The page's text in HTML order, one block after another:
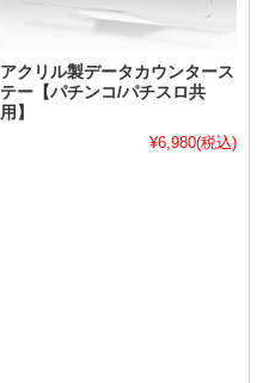
アクリル製データカウンタース
テー【パチンコ/パチスロ共
用】
¥6,980(税込)